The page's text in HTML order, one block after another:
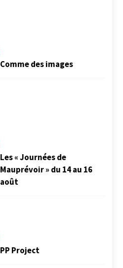
Comme des images
Les « Journées de
Mauprévoir » du 14 au 16
août
PP Project